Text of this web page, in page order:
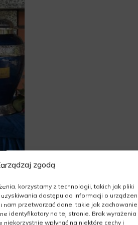
zgodą
korzystamy z technologii, takich jak pliki
dostępu do informacji o
przetwarzać dane, takie jak zachowanie
identyfikatory na tej stronie. Brak wyrażenia
wpłynąć na niektóre cechy i